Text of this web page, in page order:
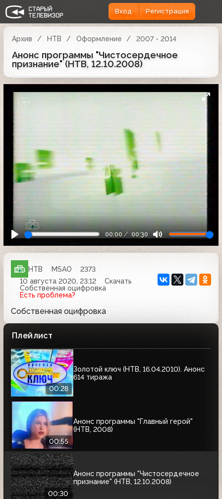
Вход Регистрация
Архив НТВ Оформление 2007 - 2014
Анонс программы "Чистосердечное
признание" (НТВ, 12.10.2008)
00:00 00:30
НТВ MSAO
2373
10 августа 2020, 23:12
Скачать
Собственная оцифровка
Есть проблема?
Собственная оцифровка
Плейлист
00:28
Золотой ключ (НТВ, 16.04.2010). Анонс
614 тиража
00:55
Анонс программы "Главный герой"
(НТВ, 2008)
00:30
Анонс программы "Чистосердечное
признание" (НТВ, 12.10.2008)